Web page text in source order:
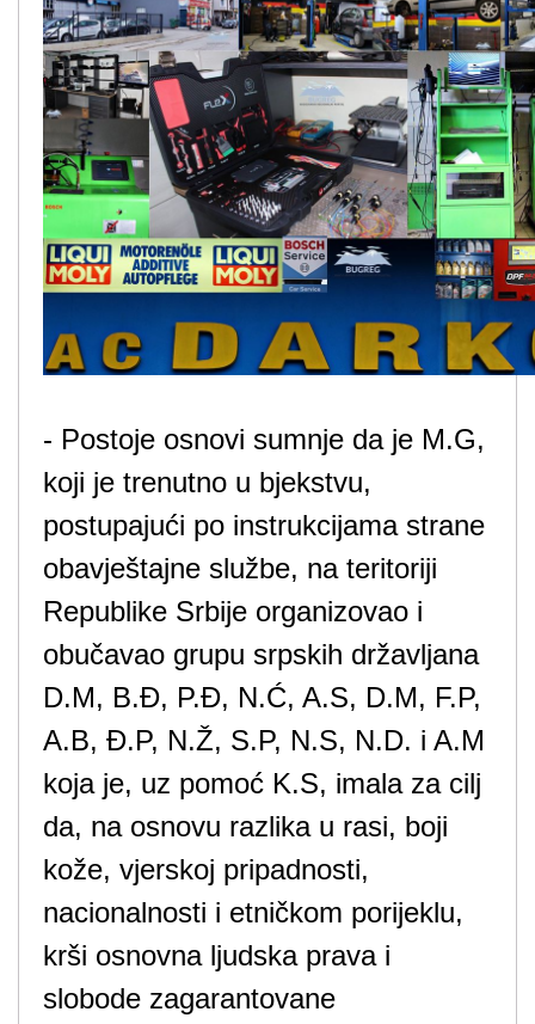
- Postoje osnovi sumnje da je M.G,
koji je trenutno u bjekstvu,
postupajući po instrukcijama strane
obavještajne službe, na teritoriji
Republike Srbije organizovao i
obučavao grupu srpskih državljana
D.M, B.Đ, P.Đ, N.Ć, A.S, D.M, F.P,
A.B, Đ.P, N.Ž, S.P, N.S, N.D. i A.M
koja je, uz pomoć K.S, imala za cilj
da, na osnovu razlika u rasi, boji
kože, vjerskoj pripadnosti,
nacionalnosti i etničkom porijeklu,
krši osnovna ljudska prava i
slobode zagarantovane